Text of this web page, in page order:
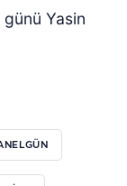
Yasin